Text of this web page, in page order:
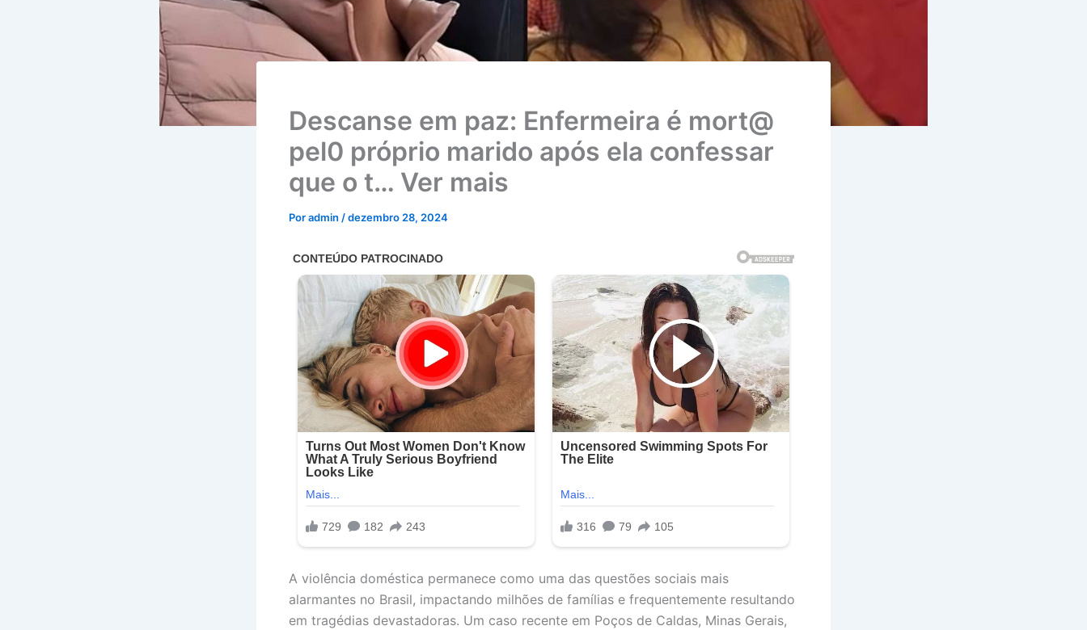
Descanse em paz: Enfermeira é mort@
pel0 próprio marido após ela confessar
que o t… Ver mais
Poradmin /dezembro 28, 2024
A violência doméstica permanece como uma das questões sociais mais
alarmantes no Brasil, impactando milhões de famílias e frequentemente resultando
em tragédias devastadoras. Um caso recente em Poços de Caldas, Minas Gerais,